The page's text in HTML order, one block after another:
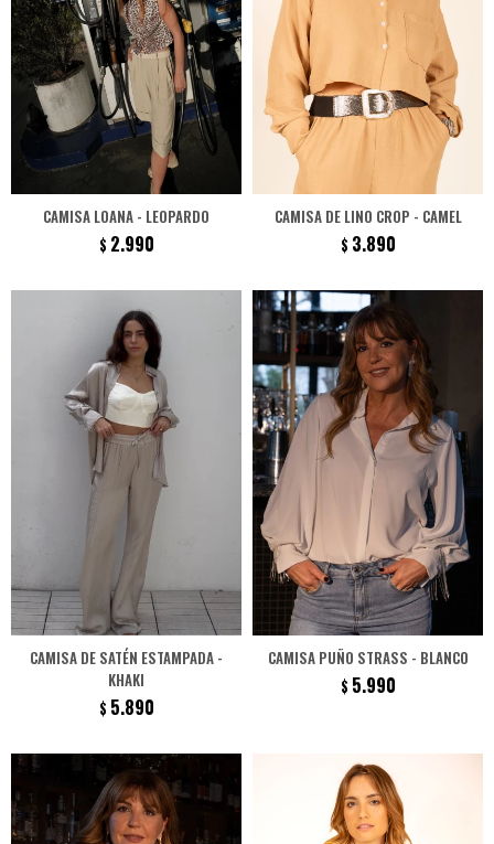
CAMISA LOANA - LEOPARDO
$ 2.990
CAMISA DE LINO CROP - CAMEL
$ 3.890
CAMISA DE SATÉN ESTAMPADA -
KHAKI
$ 5.890
CAMISA PUÑO STRASS - BLANCO
$ 5.990